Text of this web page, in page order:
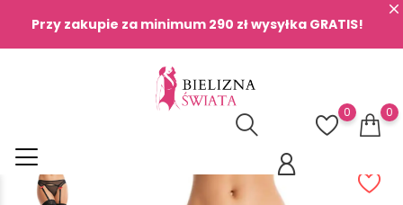
Przy zakupie za minimum 290 zł wysyłka GRATIS!
0
0